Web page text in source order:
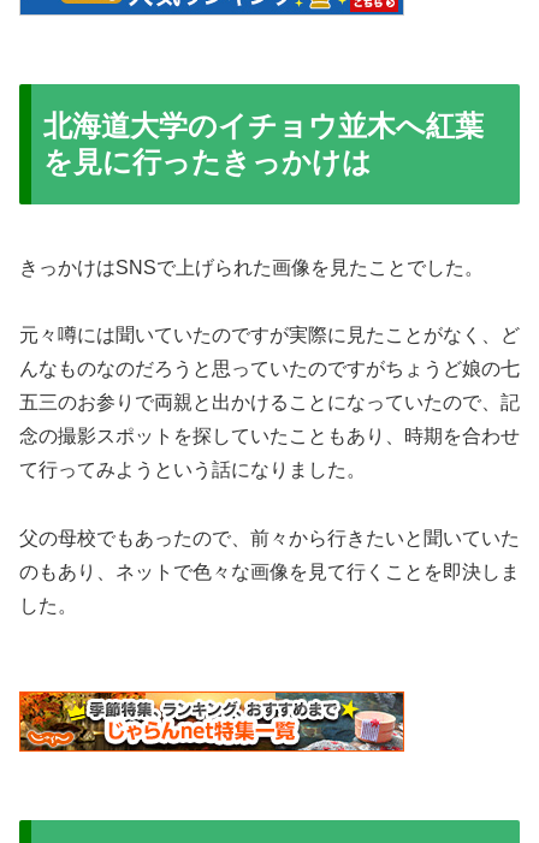
北海道大学のイチョウ並木へ紅葉
を見に行ったきっかけは
きっかけはSNSで上げられた画像を見たことでした。
元々噂には聞いていたのですが実際に見たことがなく、ど
んなものなのだろうと思っていたのですがちょうど娘の七
五三のお参りで両親と出かけることになっていたので、記
念の撮影スポットを探していたこともあり、時期を合わせ
て行ってみようという話になりました。
父の母校でもあったので、前々から行きたいと聞いていた
のもあり、ネットで色々な画像を見て行くことを即決しま
した。